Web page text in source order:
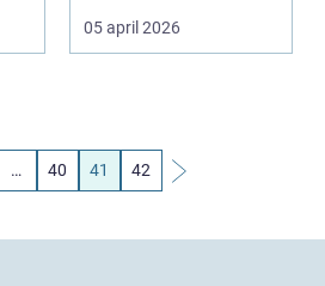
handler om trygghet, ...
05 april 2026
… 40 41 42